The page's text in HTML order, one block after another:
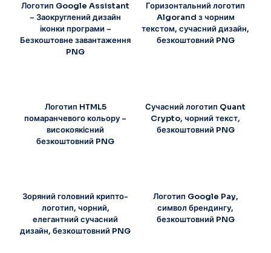
Логотип Google Assistant
– Заокруглений дизайн
іконки програми –
Безкоштовне завантаження
PNG
Горизонтальний логотип
Algorand з чорним
текстом, сучасний дизайн,
безкоштовний PNG
Логотип HTML5
помаранчевого кольору –
високоякісний
безкоштовний PNG
Сучасний логотип Quant
Crypto, чорний текст,
безкоштовний PNG
Зоряний головний крипто-
логотип, чорний,
елегантний сучасний
дизайн, безкоштовний PNG
Логотип Google Pay,
символ брендингу,
безкоштовний PNG